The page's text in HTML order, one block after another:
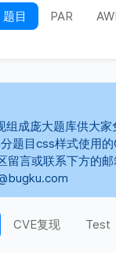
题目 PAR
成庞大题库供大
题目css样式使用
留言或联系下方的
CVE复现 Test